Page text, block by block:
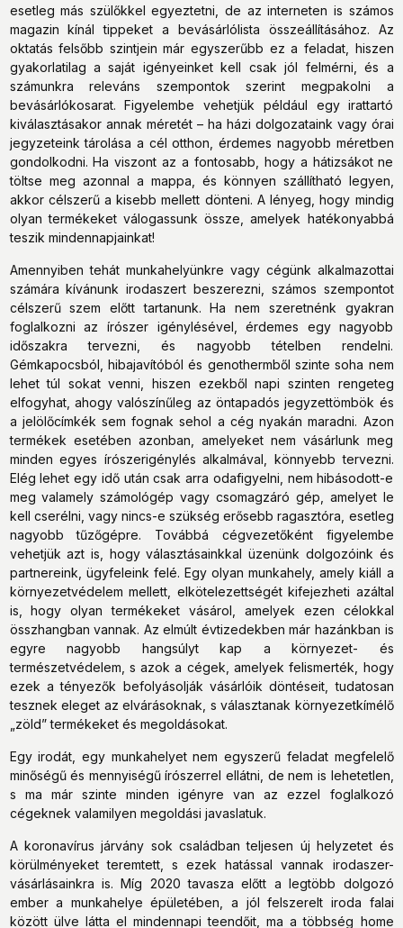
esetleg más szülőkkel egyeztetni, de az interneten is számos
magazin kínál tippeket a bevásárlólista összeállításához. Az
oktatás felsőbb szintjein már egyszerűbb ez a feladat, hiszen
gyakorlatilag a saját igényeinket kell csak jól felmérni, és a
számunkra releváns szempontok szerint megpakolni a
bevásárlókosarat. Figyelembe vehetjük például egy irattartó
kiválasztásakor annak méretét – ha házi dolgozataink vagy órai
jegyzeteink tárolása a cél otthon, érdemes nagyobb méretben
gondolkodni. Ha viszont az a fontosabb, hogy a hátizsákot ne
töltse meg azonnal a mappa, és könnyen szállítható legyen,
akkor célszerű a kisebb mellett dönteni. A lényeg, hogy mindig
olyan termékeket válogassunk össze, amelyek hatékonyabbá
teszik mindennapjainkat!
Amennyiben tehát munkahelyünkre vagy cégünk alkalmazottai
számára kívánunk irodaszert beszerezni, számos szempontot
célszerű szem előtt tartanunk. Ha nem szeretnénk gyakran
foglalkozni az írószer igénylésével, érdemes egy nagyobb
időszakra tervezni, és nagyobb tételben rendelni.
Gémkapocsból, hibajavítóból és genothermből szinte soha nem
lehet túl sokat venni, hiszen ezekből napi szinten rengeteg
elfogyhat, ahogy valószínűleg az öntapadós jegyzettömbök és
a jelölőcímkék sem fognak sehol a cég nyakán maradni. Azon
termékek esetében azonban, amelyeket nem vásárlunk meg
minden egyes írószerigénylés alkalmával, könnyebb tervezni.
Elég lehet egy idő után csak arra odafigyelni, nem hibásodott-e
meg valamely számológép vagy csomagzáró gép, amelyet le
kell cserélni, vagy nincs-e szükség erősebb ragasztóra, esetleg
nagyobb tűzőgépre. Továbbá cégvezetőként figyelembe
vehetjük azt is, hogy választásainkkal üzenünk dolgozóink és
partnereink, ügyfeleink felé. Egy olyan munkahely, amely kiáll a
környezetvédelem mellett, elkötelezettségét kifejezheti azáltal
is, hogy olyan termékeket vásárol, amelyek ezen célokkal
összhangban vannak. Az elmúlt évtizedekben már hazánkban is
egyre nagyobb hangsúlyt kap a környezet- és
természetvédelem, s azok a cégek, amelyek felismerték, hogy
ezek a tényezők befolyásolják vásárlóik döntéseit, tudatosan
tesznek eleget az elvárásoknak, s választanak környezetkímélő
„zöld” termékeket és megoldásokat.
Egy irodát, egy munkahelyet nem egyszerű feladat megfelelő
minőségű és mennyiségű írószerrel ellátni, de nem is lehetetlen,
s ma már szinte minden igényre van az ezzel foglalkozó
cégeknek valamilyen megoldási javaslatuk.
A koronavírus járvány sok családban teljesen új helyzetet és
körülményeket teremtett, s ezek hatással vannak irodaszer-
vásárlásainkra is. Míg 2020 tavasza előtt a legtöbb dolgozó
ember a munkahelye épületében, a jól felszerelt iroda falai
között ülve látta el mindennapi teendőit, ma a többség home